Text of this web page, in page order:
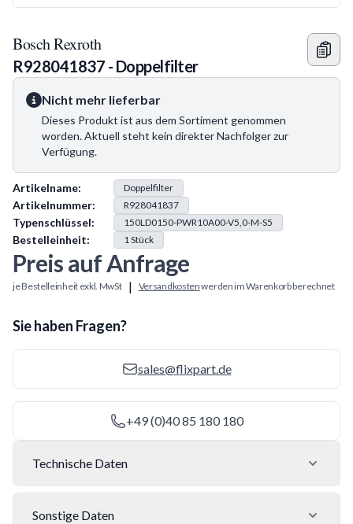
Bosch Rexroth
R928041837 - Doppelfilter
Nicht mehr lieferbar
Dieses Produkt ist aus dem Sortiment genommen
worden. Aktuell steht kein direkter Nachfolger zur
Verfügung.
Produkt Information
Artikelname: Doppelfilter
Artikelnummer: R928041837
Typenschlüssel: 150LD0150-PWR10A00-V5,0-M-S5
Bestelleinheit: 1Stück
Preis auf Anfrage
je Bestelleinheit exkl. MwSt | Versandkostenwerden im Warenkorb berechnet
Sie haben Fragen?
sales@flixpart.de
+49 (0)40 85 180 180
Technische Daten
Sonstige Daten